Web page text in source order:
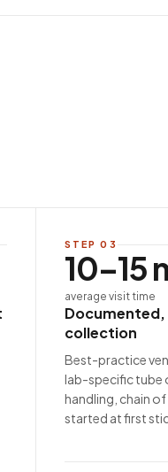
STEP03
10–15
average visit time
Documented,
collection
Best-practice
lab-specific tube
handling, chain
started at first